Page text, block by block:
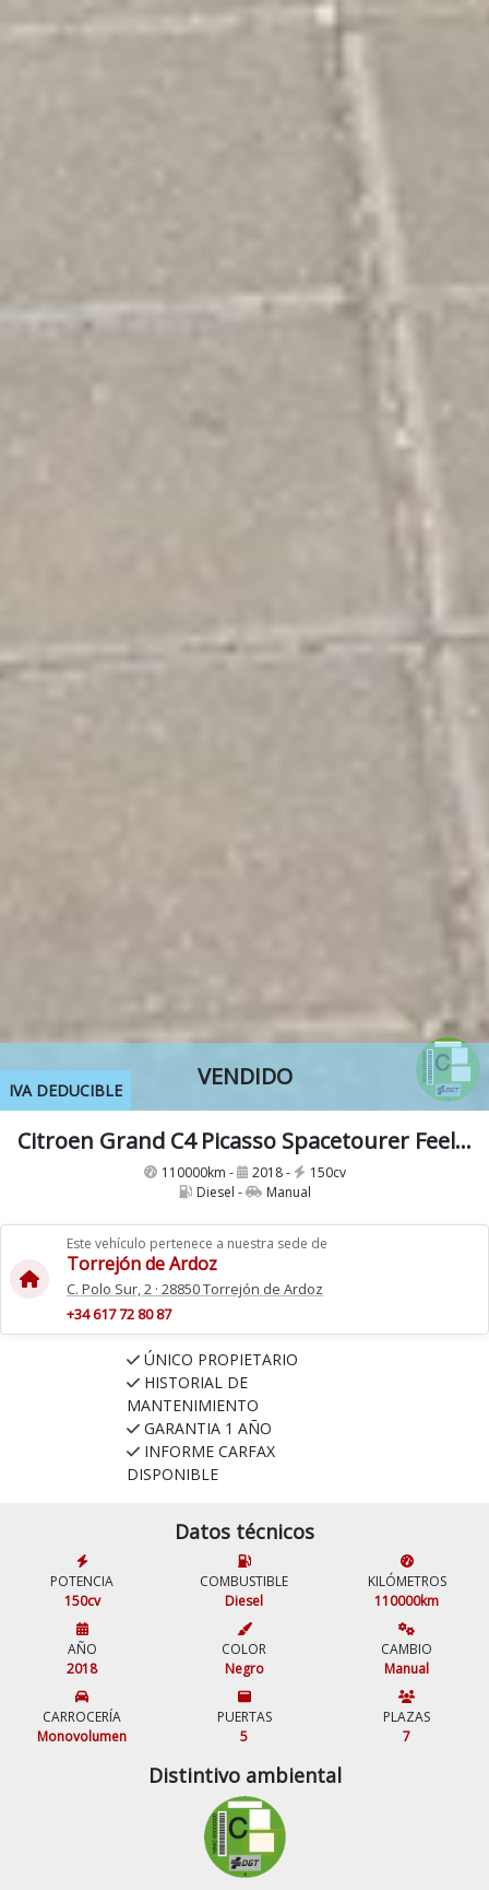
VENDIDO
IVA DEDUCIBLE
Citroen Grand C4 Picasso Spacetourer Feel 2.0Hdi 150Cv 7 Plazas
110000km - 2018 -
150cv
Diesel -
Manual
Este vehículo pertenece a nuestra sede de
Torrejón de Ardoz
C. Polo Sur, 2 · 28850 Torrejón de Ardoz
+34 617 72 80 87
ÚNICO PROPIETARIO
HISTORIAL DE
MANTENIMIENTO
GARANTIA 1 AÑO
INFORME CARFAX
DISPONIBLE
Datos técnicos
POTENCIA
150cv
COMBUSTIBLE
Diesel
KILÓMETROS
110000km
AÑO
2018
COLOR
Negro
CAMBIO
Manual
CARROCERÍA
Monovolumen
PUERTAS
5
PLAZAS
7
Distintivo ambiental